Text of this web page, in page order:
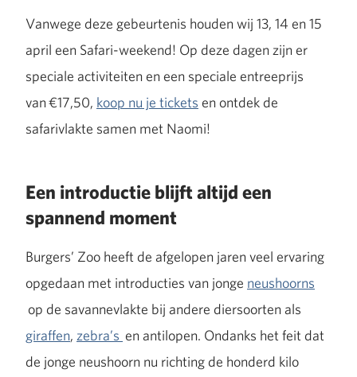
Vanwege deze gebeurtenis houden wij 13, 14 en 15
april een Safari-weekend! Op deze dagen zijn er
speciale activiteiten en een speciale entreeprijs
van €17,50, koop nu je tickets en ontdek de
safarivlakte samen met Naomi!
Een introductie blijft altijd een
spannend moment
Burgers’ Zoo heeft de afgelopen jaren veel ervaring
opgedaan met introducties van jonge neushoorns
op de savannevlakte bij andere diersoorten als
giraffen, zebra’s en antilopen. Ondanks het feit dat
de jonge neushoorn nu richting de honderd kilo